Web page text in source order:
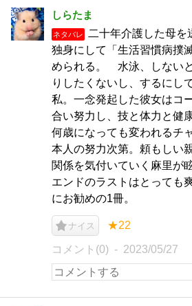
しらたま
ネタバレ
二十年介護した母
独身にして「生活習慣病撲
められる。 水泳、しない
りしたくないし、するにし
私。一念発起した彼女はコ
合い努力し、技と体力と健
何歳になっても変われるチ
本人の努力次第。頼もしい
関係を気付いていく麻里が
エンドのラストはとっても
にお勧めの1冊。
ナイス ★22
コメント(0) 2023/05/27